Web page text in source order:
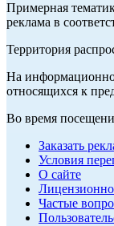
Примерная
реклама в
Территория
На
относящихся к
Во время
Заказать
Условия
О сайте
Частые